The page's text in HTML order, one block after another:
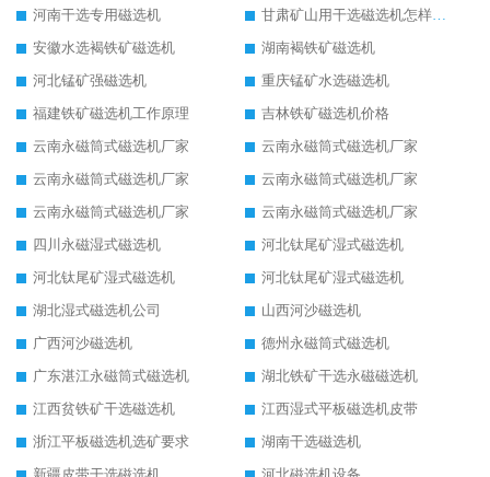
河南干选专用磁选机
甘肃矿山用干选磁选机怎样调磁
安徽水选褐铁矿磁选机
湖南褐铁矿磁选机
河北锰矿强磁选机
重庆锰矿水选磁选机
福建铁矿磁选机工作原理
吉林铁矿磁选机价格
云南永磁筒式磁选机厂家
云南永磁筒式磁选机厂家
云南永磁筒式磁选机厂家
云南永磁筒式磁选机厂家
云南永磁筒式磁选机厂家
云南永磁筒式磁选机厂家
四川永磁湿式磁选机
河北钛尾矿湿式磁选机
河北钛尾矿湿式磁选机
河北钛尾矿湿式磁选机
湖北湿式磁选机公司
山西河沙磁选机
广西河沙磁选机
德州永磁筒式磁选机
广东湛江永磁筒式磁选机
湖北铁矿干选永磁磁选机
江西贫铁矿干选磁选机
江西湿式平板磁选机皮带
浙江平板磁选机选矿要求
湖南干选磁选机